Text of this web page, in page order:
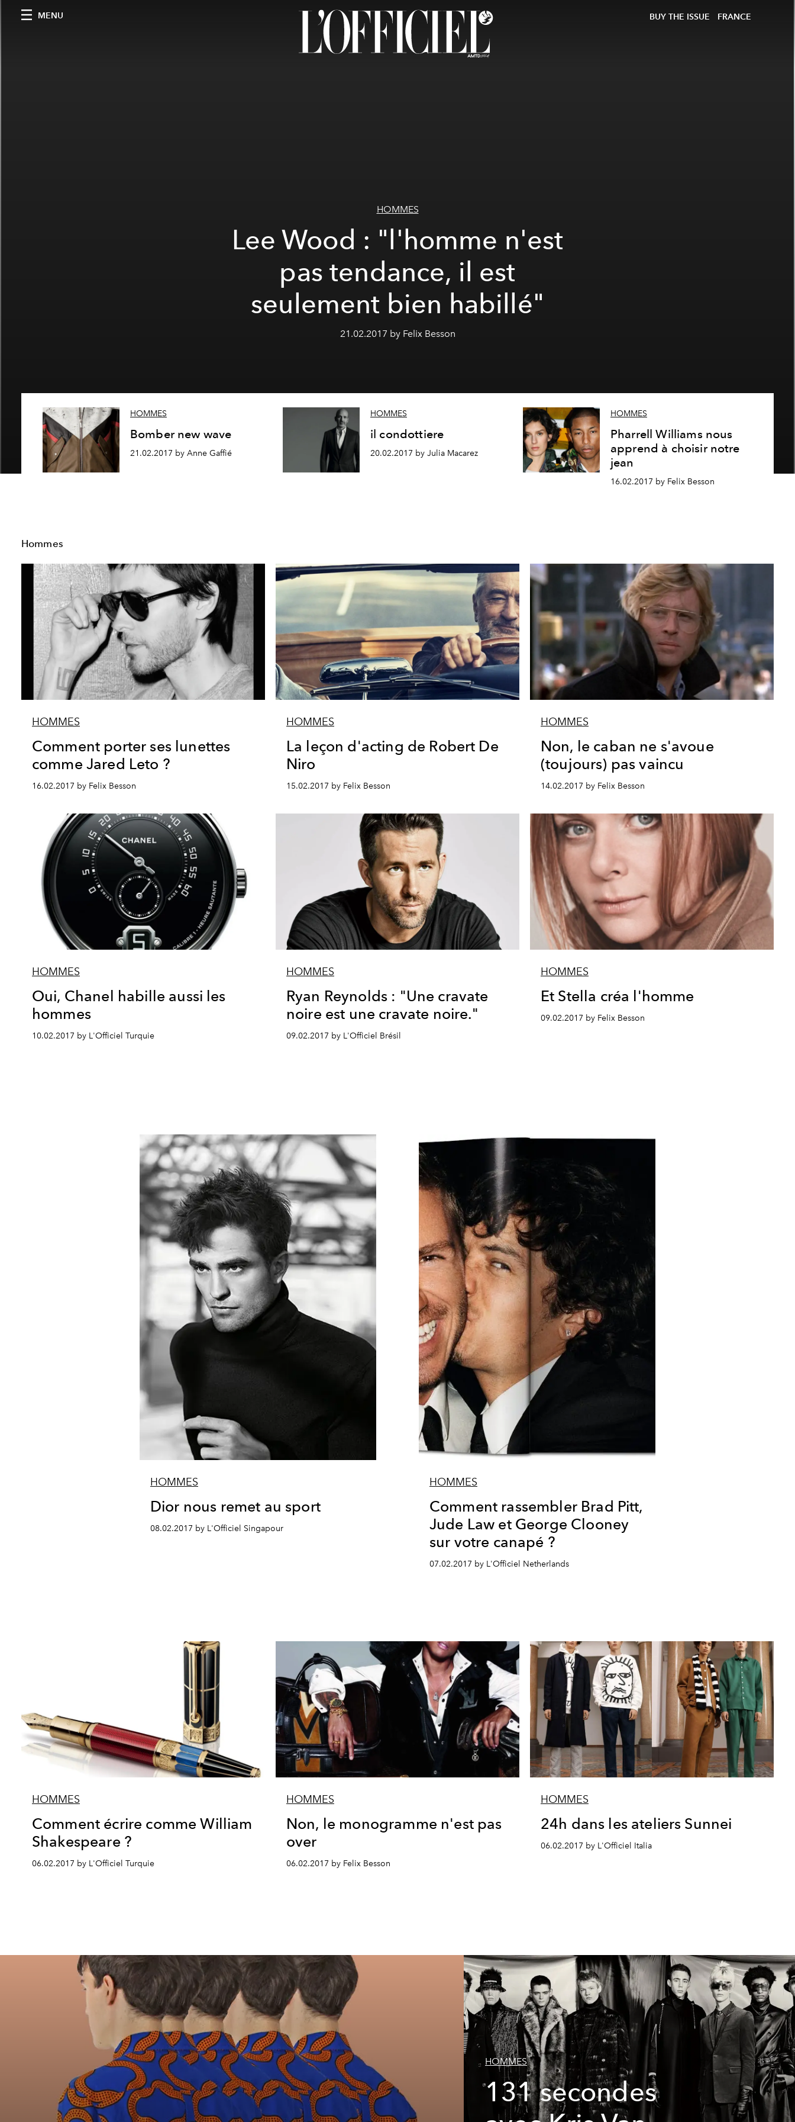
MENU BUY THE ISSUE FRANCE
HOMMES
Lee Wood : "l'homme n'est
pas tendance, il est
seulement bien habillé"
21.02.2017 by Felix Besson
HOMMES
Bomber new wave
21.02.2017 by Anne Gaffié
HOMMES
il condottiere
20.02.2017 by Julia Macarez
HOMMES
Pharrell Williams nous
apprend à choisir notre
jean
16.02.2017 by Felix Besson
Hommes
HOMMES
Comment porter ses lunettes
comme Jared Leto ?
16.02.2017 by Felix Besson
HOMMES
La leçon d'acting de Robert De
Niro
15.02.2017 by Felix Besson
HOMMES
Non, le caban ne s'avoue
(toujours) pas vaincu
14.02.2017 by Felix Besson
HOMMES
Oui, Chanel habille aussi les
hommes
10.02.2017 by L'Officiel Turquie
HOMMES
Ryan Reynolds : "Une cravate
noire est une cravate noire."
09.02.2017 by L'Officiel Brésil
HOMMES
Et Stella créa l'homme
09.02.2017 by Felix Besson
HOMMES
Dior nous remet au sport
08.02.2017 by L'Officiel Singapour
HOMMES
Comment rassembler Brad Pitt,
Jude Law et George Clooney
sur votre canapé ?
07.02.2017 by L'Officiel Netherlands
HOMMES
Comment écrire comme William
Shakespeare ?
06.02.2017 by L'Officiel Turquie
HOMMES
Non, le monogramme n'est pas
over
06.02.2017 by Felix Besson
HOMMES
24h dans les ateliers Sunnei
06.02.2017 by L'Officiel Italia
HOMMES
131 secondes